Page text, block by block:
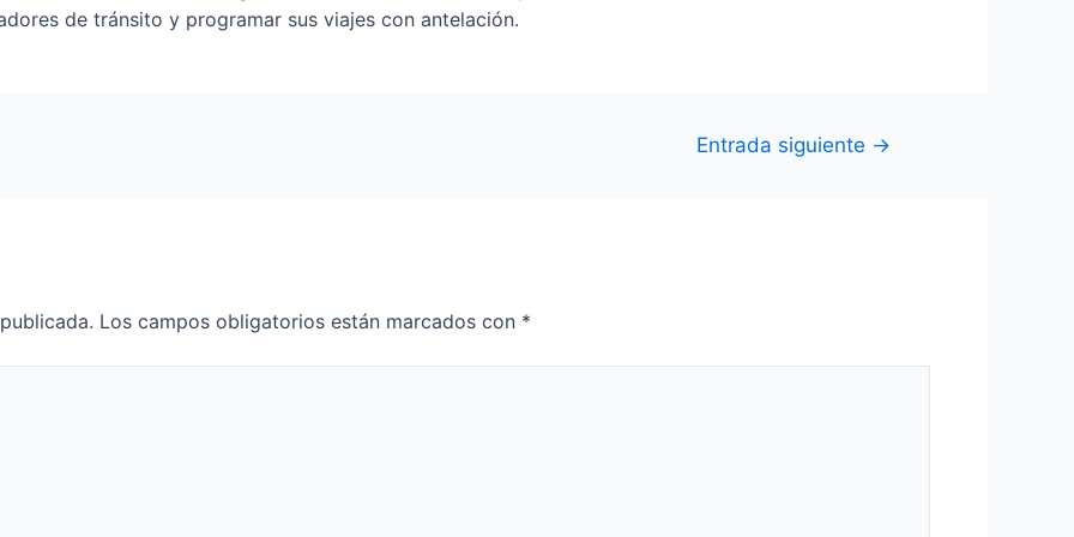
de tránsito y programar sus viajes con antelación.
Entrada siguiente →
Los campos obligatorios están marcados con *